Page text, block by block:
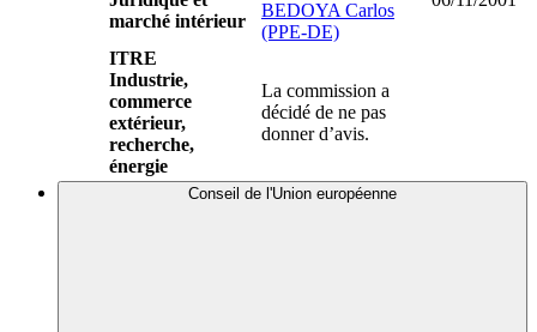
marché intérieur
BEDOYA Carlos
(PPE-DE)
ITRE
Industrie,
commerce
extérieur,
recherche,
énergie
La commission a
décidé de ne pas
donner d’avis.
Conseil de l'Union européenne